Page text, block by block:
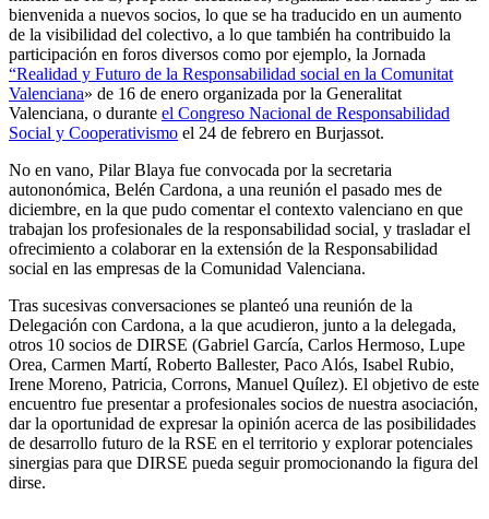
bienvenida a nuevos socios, lo que se ha traducido en un aumento
de la visibilidad del colectivo, a lo que también ha contribuido la
participación en foros diversos como por ejemplo, la Jornada
“Realidad y Futuro de la Responsabilidad social en la Comunitat
Valenciana» de 16 de enero organizada por la Generalitat
Valenciana, o durante el Congreso Nacional de Responsabilidad
Social y Cooperativismo el 24 de febrero en Burjassot.
No en vano, Pilar Blaya fue convocada por la secretaria
autononómica, Belén Cardona, a una reunión el pasado mes de
diciembre, en la que pudo comentar el contexto valenciano en que
trabajan los profesionales de la responsabilidad social, y trasladar el
ofrecimiento a colaborar en la extensión de la Responsabilidad
social en las empresas de la Comunidad Valenciana.
Tras sucesivas conversaciones se planteó una reunión de la
Delegación con Cardona, a la que acudieron, junto a la delegada,
otros 10 socios de DIRSE (Gabriel García, Carlos Hermoso, Lupe
Orea, Carmen Martí, Roberto Ballester, Paco Alós, Isabel Rubio,
Irene Moreno, Patricia, Corrons, Manuel Quílez). El objetivo de este
encuentro fue presentar a profesionales socios de nuestra asociación,
dar la oportunidad de expresar la opinión acerca de las posibilidades
de desarrollo futuro de la RSE en el territorio y explorar potenciales
sinergias para que DIRSE pueda seguir promocionando la figura del
dirse.